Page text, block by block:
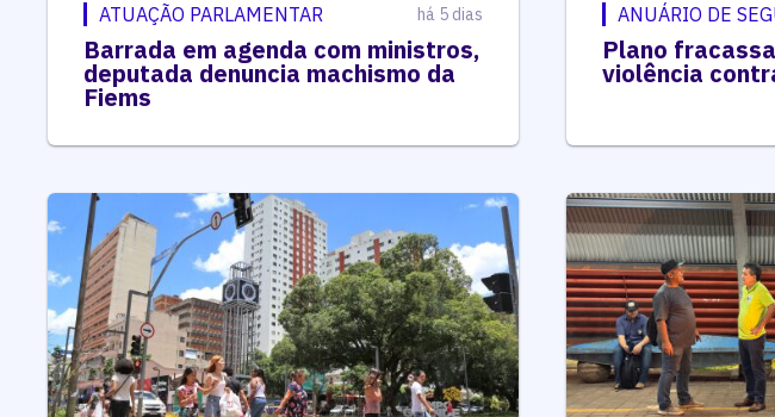
ATUAÇÃO PARLAMENTAR há 5 dias
Barrada em agenda com ministros,
deputada denuncia machismo da
Fiems
Plano
violência